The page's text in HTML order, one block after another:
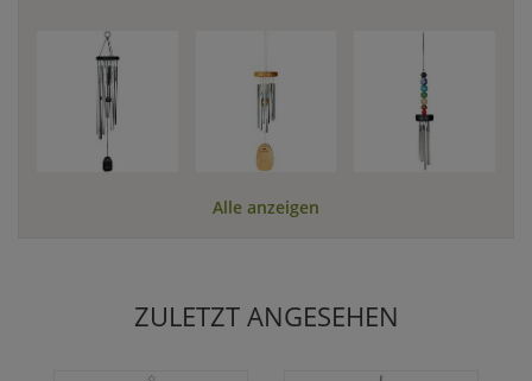
Alle anzeigen
ZULETZT ANGESEHEN